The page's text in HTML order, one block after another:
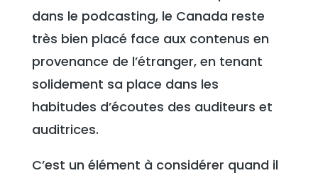
dans le podcasting, le Canada reste
très bien placé face aux contenus en
provenance de l’étranger, en tenant
solidement sa place dans les
habitudes d’écoutes des auditeurs et
auditrices.
C’est un élément à considérer quand il